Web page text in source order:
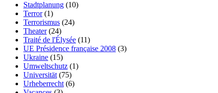
Stadtplanung (10)
Terror(1)
Terrorismus (24)
Theater(24)
Traité de l'Élysée (11)
UE Présidence française 2008 (3)
Ukraine (15)
Umweltschutz (1)
Universität (75)
Urheberrecht (6)